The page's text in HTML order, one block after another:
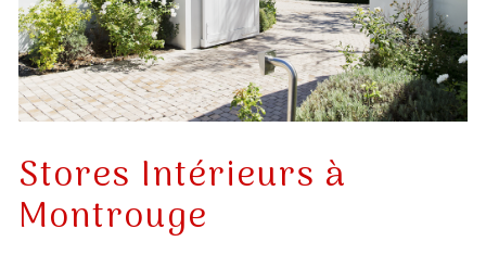
Stores Intérieurs à
Montrouge